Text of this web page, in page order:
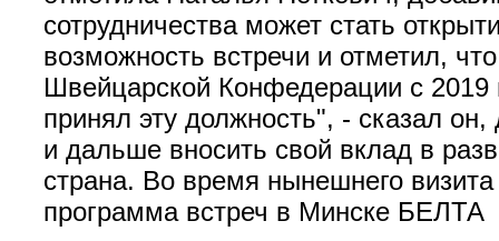
сотрудничества может стать
возможность встречи и отметил,
Швейцарской Конфедерации с
принял эту должность", - сказал
и дальше вносить свой вклад в
страна. Во время нынешнего
программа встреч в Минске БЕЛТА